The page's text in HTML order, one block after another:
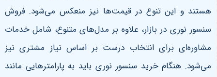
هستند و این تنوع در قیمت‌ها نیز منعکس می‌شود. فروش
سنسور نوری در بازار، علاوه بر مدل‌های متنوع، شامل خدمات
مشاوره‌ای برای انتخاب درست بر اساس نیاز مشتری نیز
می‌شود. هنگام خرید سنسور نوری باید به پارامترهایی مانند